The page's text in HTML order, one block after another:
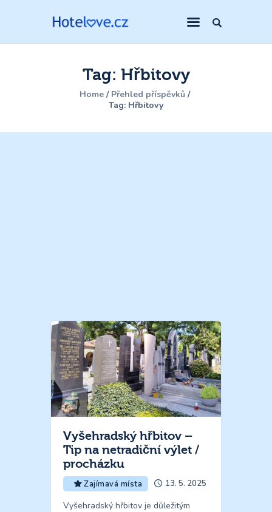
Tag: Hřbitovy
Home
Přehled příspěvků
Tag: Hřbitovy
Vyšehradský hřbitov –
Tip na netradiční výlet /
procházku
Zajímavá místa 13. 5. 2025
Vyšehradský hřbitov je důležitým